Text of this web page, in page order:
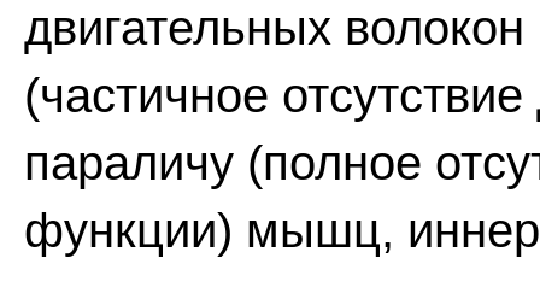
двигательных
(частичное
параличу (полное
функции) мышц,